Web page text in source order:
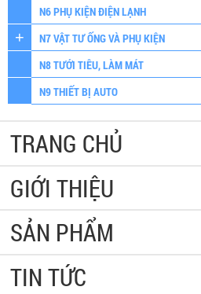
N6 PHỤ KIỆN ĐIỆN LẠNH
N7 VẬT TƯ ỐNG VÀ PHỤ KIỆN
N8 TƯỚI TIÊU, LÀM MÁT
N9 THIẾT BỊ AUTO
TRANG CHỦ
GIỚI THIỆU
SẢN PHẨM
TIN TỨC